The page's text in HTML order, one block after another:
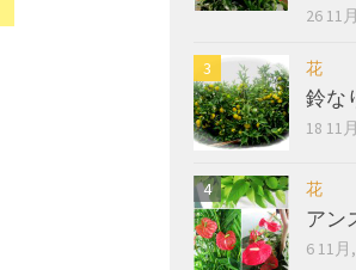
26 11
花
鈴な
18 11
花
アン
6 11月